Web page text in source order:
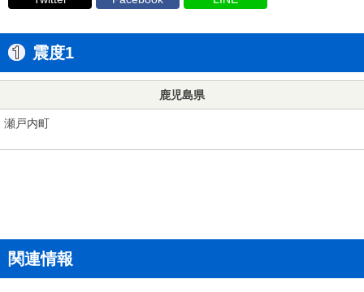
震度1
鹿児島県
瀬戸内町
関連情報